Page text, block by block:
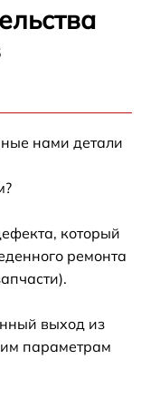
нами детали
который
ремонта
выход из
параметрам